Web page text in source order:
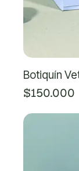
Botiquín
$150.000